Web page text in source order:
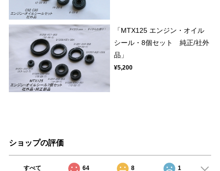
「MTX125 エンジン・オイル
シール・8個セット 純正/社外
品」
¥5,200
ショップの評価
すべて 64 8 1